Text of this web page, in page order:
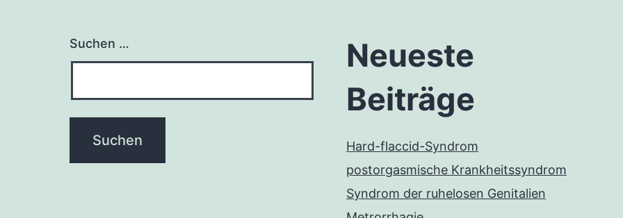
Suchen …
Neueste
Beiträge
Hard-flaccid-Syndrom
postorgasmische Krankheitssyndrom
Syndrom der ruhelosen Genitalien